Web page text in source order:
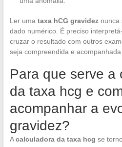
Ler uma taxa hCG gravideznunca
dado numérico. É preciso
cruzar o resultado com outros
seja compreendida e
Para que serve a
da taxa hcg e
acompanhar a
gravidez?
Acalculadora da taxa hcg se